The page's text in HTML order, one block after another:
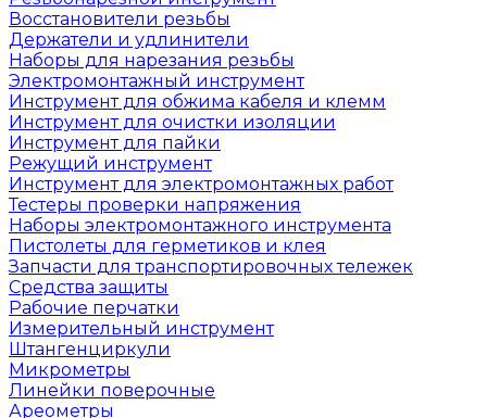
Восстановители резьбы
Держатели и удлинители
Наборы для нарезания резьбы
Электромонтажный инструмент
Инструмент для обжима кабеля и клемм
Инструмент для очистки изоляции
Инструмент для пайки
Режущий инструмент
Инструмент для электромонтажных работ
Тестеры проверки напряжения
Наборы электромонтажного инструмента
Пистолеты для герметиков и клея
Запчасти для транспортировочных тележек
Средства защиты
Рабочие перчатки
Измерительный инструмент
Штангенциркули
Микрометры
Линейки поверочные
Ареометры